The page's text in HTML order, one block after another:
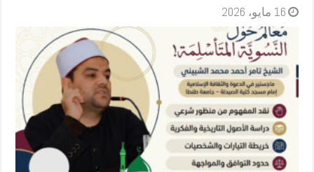
16 مايو، 2026